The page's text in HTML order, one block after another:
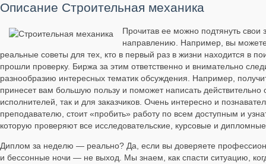
Описание Строительная механика
Прочитав ее можно подтянуть свои
направлению. Например, вы можете
реальные советы для тех, кто в первый раз в жизни находится в
прошли проверку. Биржа за этим ответственно и внимательно
разнообразию интересных тематик обсуждения. Например,
принесет вам большую пользу и поможет написать
исполнителей, так и для заказчиков. Очень интересно и
преподавателю, стоит «пробить» работу по всем доступным и
которую проверяют все исследовательские, курсовые и
Диплом за неделю — реально? Да, если вы доверяете
и бессонные ночи — не выход. Мы знаем, как спасти ситуацию,